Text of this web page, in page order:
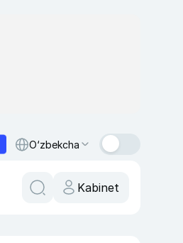
O‘zbekcha
Kabinet